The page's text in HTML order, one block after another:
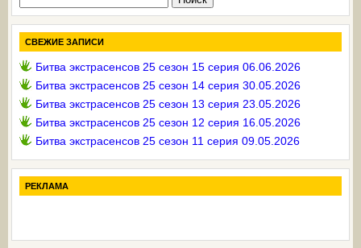
СВЕЖИЕ ЗАПИСИ
Битва экстрасенсов 25 сезон 15 серия 06.06.2026
Битва экстрасенсов 25 сезон 14 серия 30.05.2026
Битва экстрасенсов 25 сезон 13 серия 23.05.2026
Битва экстрасенсов 25 сезон 12 серия 16.05.2026
Битва экстрасенсов 25 сезон 11 серия 09.05.2026
РЕКЛАМА